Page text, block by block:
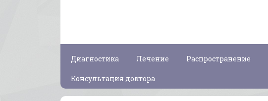
Диагностика Лечение Распространение
Консультация доктора